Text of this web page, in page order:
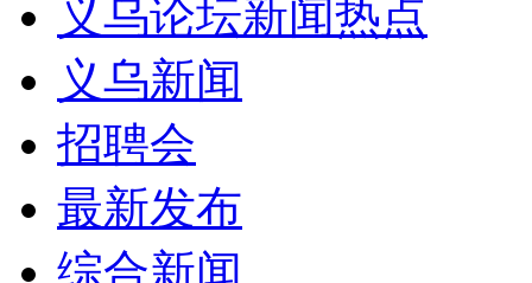
义乌论坛新闻热点
义乌新闻
招聘会
最新发布
综合新闻